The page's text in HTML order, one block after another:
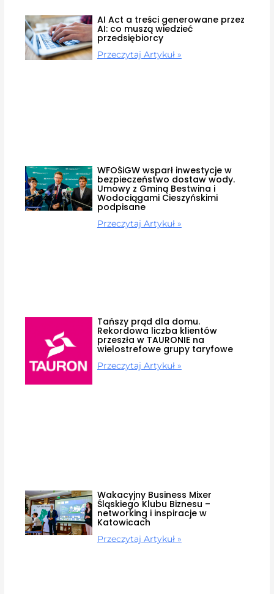
AI Act a treści generowane przez
AI: co muszą wiedzieć
przedsiębiorcy
Przeczytaj Artykuł »
WFOŚiGW wsparł inwestycje w
bezpieczeństwo dostaw wody.
Umowy z Gminą Bestwina i
Wodociągami Cieszyńskimi
podpisane
Przeczytaj Artykuł »
Tańszy prąd dla domu.
Rekordowa liczba klientów
przeszła w TAURONIE na
wielostrefowe grupy taryfowe
Przeczytaj Artykuł »
Wakacyjny Business Mixer
Śląskiego Klubu Biznesu –
networking i inspiracje w
Katowicach
Przeczytaj Artykuł »